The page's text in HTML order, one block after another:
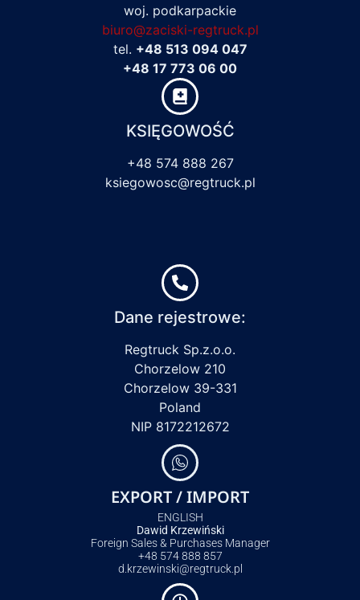
woj. podkarpackie
biuro@zaciski-regtruck.pl
tel. +48 513 094 047
+48 17 773 06 00
KSIĘGOWOŚĆ
+48 574 888 267
ksiegowosc@regtruck.pl
Dane rejestrowe:
Regtruck Sp.z.o.o.
Chorzelow 210
Chorzelow 39-331
Poland
NIP 8172212672
EXPORT / IMPORT
ENGLISH
Dawid Krzewiński
Foreign Sales & Purchases Manager
+48 574 888 857
d.krzewinski@regtruck.pl